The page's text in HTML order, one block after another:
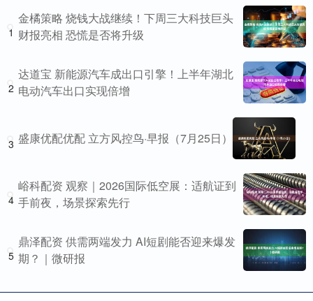
1
金橘策略 烧钱大战继续！下周三大科技巨头
财报亮相 恐慌是否将升级
2
达道宝 新能源汽车成出口引擎！上半年湖北
电动汽车出口实现倍增
3 盛康优配优配 立方风控鸟·早报（7月25日）
4
峪科配资 观察｜2026国际低空展：适航证到
手前夜，场景探索先行
5
鼎泽配资 供需两端发力 AI短剧能否迎来爆发
期？｜微研报